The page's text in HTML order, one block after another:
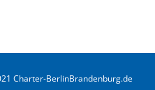
Charter-BerlinBrandenburg.de